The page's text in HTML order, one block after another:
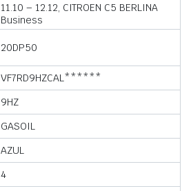
11.10 – 12.12, CITROEN C5 BERLINA
Business
20DP50
VF7RD9HZCAL******
9HZ
GASOIL
AZUL
4